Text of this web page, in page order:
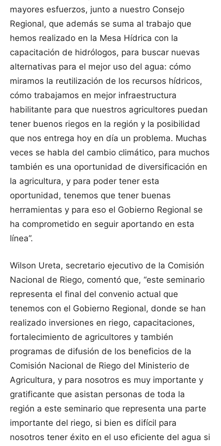
mayores esfuerzos, junto a nuestro Consejo
Regional, que además se suma al trabajo que
hemos realizado en la Mesa Hídrica con la
capacitación de hidrólogos, para buscar nuevas
alternativas para el mejor uso del agua: cómo
miramos la reutilización de los recursos hídricos,
cómo trabajamos en mejor infraestructura
habilitante para que nuestros agricultores puedan
tener buenos riegos en la región y la posibilidad
que nos entrega hoy en día un problema. Muchas
veces se habla del cambio climático, para muchos
también es una oportunidad de diversificación en
la agricultura, y para poder tener esta
oportunidad, tenemos que tener buenas
herramientas y para eso el Gobierno Regional se
ha comprometido en seguir aportando en esta
línea”.
Wilson Ureta, secretario ejecutivo de la Comisión
Nacional de Riego, comentó que, “este seminario
representa el final del convenio actual que
tenemos con el Gobierno Regional, donde se han
realizado inversiones en riego, capacitaciones,
fortalecimiento de agricultores y también
programas de difusión de los beneficios de la
Comisión Nacional de Riego del Ministerio de
Agricultura, y para nosotros es muy importante y
gratificante que asistan personas de toda la
región a este seminario que representa una parte
importante del riego, si bien es difícil para
nosotros tener éxito en el uso eficiente del agua si